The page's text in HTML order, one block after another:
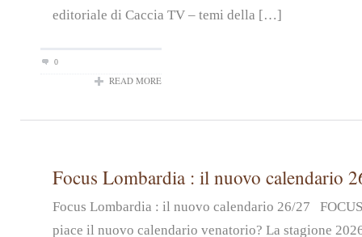
editoriale di Caccia TV – temi della […]
0
READ MORE
Focus Lombardia : il nuovo calendario
Focus Lombardia : il nuovo calendario 26/27
piace il nuovo calendario venatorio? La stagione